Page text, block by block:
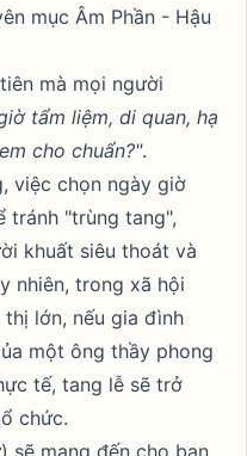
mục Âm Phần - Hậu
mà mọi người
tẩm liệm, di quan, hạ
cho chuẩn?".
việc chọn ngày giờ
tránh "trùng tang",
khuất siêu thoát và
nhiên, trong xã hội
lớn, nếu gia đình
một ông thầy phong
tế, tang lễ sẽ trở
chức.
sẽ mang đến cho bạn